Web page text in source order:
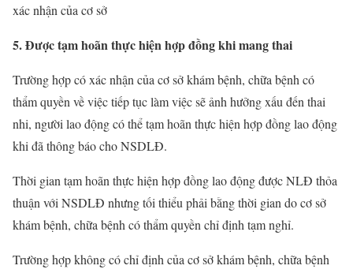
xác nhận của cơ sở
5. Được tạm hoãn thực hiện hợp đồng khi mang thai
Trường hợp có xác nhận của cơ sở khám bệnh, chữa bệnh có
thẩm quyền về việc tiếp tục làm việc sẽ ảnh hưởng xấu đến thai
nhi, người lao động có thể tạm hoãn thực hiện hợp đồng lao động
khi đã thông báo cho NSDLĐ.
Thời gian tạm hoãn thực hiện hợp đồng lao động được NLĐ thỏa
thuận với NSDLĐ nhưng tối thiểu phải bằng thời gian do cơ sở
khám bệnh, chữa bệnh có thẩm quyền chỉ định tạm nghỉ.
Trường hợp không có chỉ định của cơ sở khám bệnh, chữa bệnh